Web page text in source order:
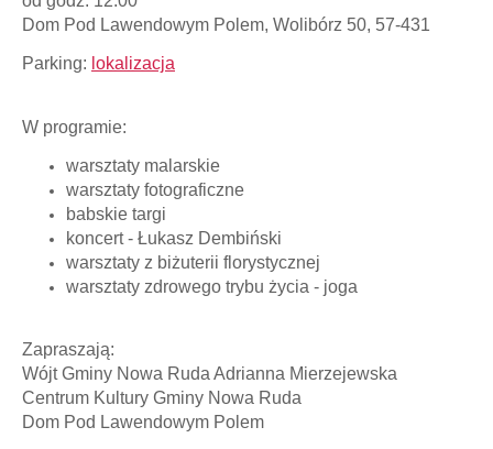
Dom Pod Lawendowym Polem, Wolibórz 50, 57-431
Parking: lokalizacja
W programie:
warsztaty malarskie
warsztaty fotograficzne
babskie targi
koncert - Łukasz Dembiński
warsztaty z biżuterii florystycznej
warsztaty zdrowego trybu życia - joga
Zapraszają:
Wójt Gminy Nowa Ruda Adrianna Mierzejewska
Centrum Kultury Gminy Nowa Ruda
Dom Pod Lawendowym Polem